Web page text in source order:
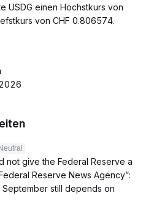
USDG einen Höchstkurs von
von CHF 0.806574.
Neutral
not give the Federal Reserve a
Reserve News Agency”:
still depends on